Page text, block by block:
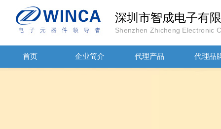
深圳市智成电子有
Shenzhen Zhicheng Electronic
首页 企业简介 代理产品 代理品